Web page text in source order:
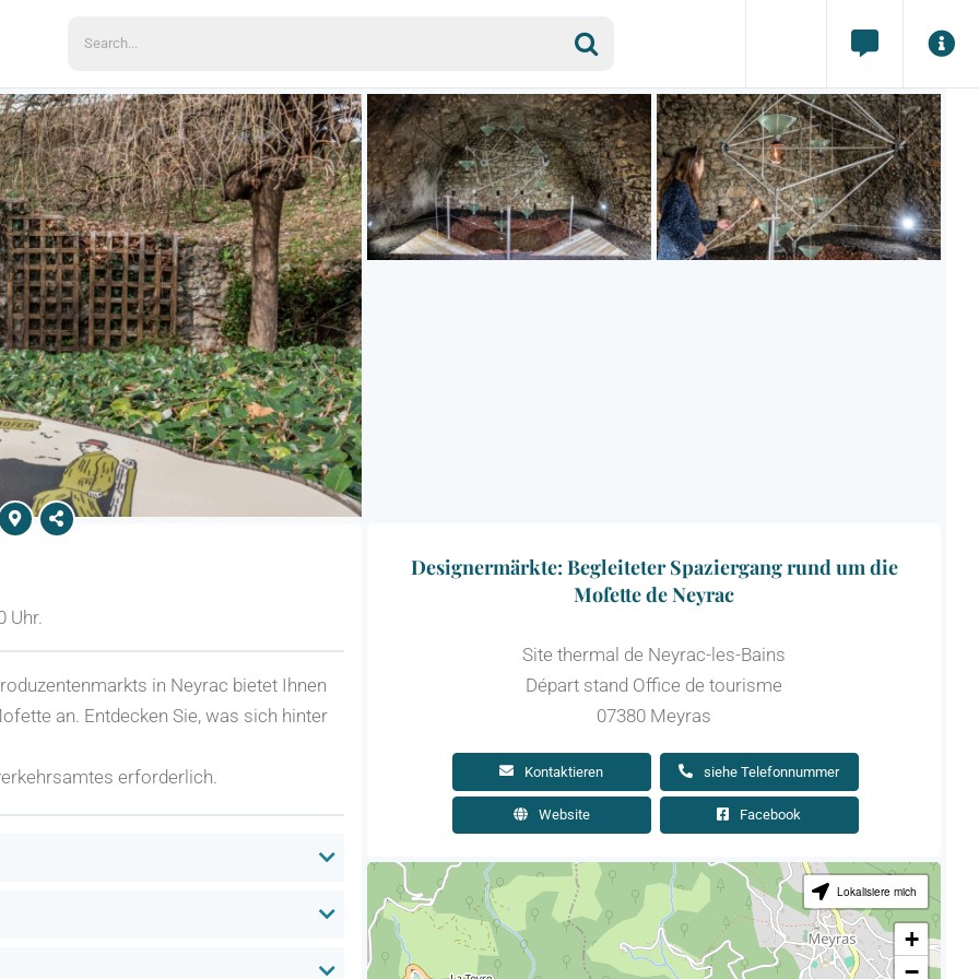
Uhr.
in Neyrac bietet Ihnen
an. Entdecken Sie, was sich hinter
erforderlich.
Designermärkte: Begleiteter Spaziergang rund um die
Mofette de Neyrac
Site thermal de Neyrac-les-Bains
Départ stand Office de tourisme
07380 Meyras
Kontaktieren siehe Telefonnummer
Website Facebook
Lokalisiere mich
+
−